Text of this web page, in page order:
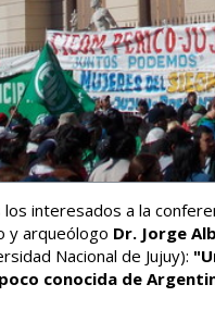
interesados a la
y arqueólogo Dr. Jorge
Nacional de Jujuy):
conocida de